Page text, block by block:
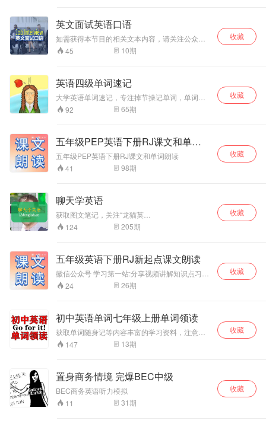
什说不重要呢？语言是一个工具，如果你已经能
够将英语应用在生活和学习中，它变成了你的翅
膀和助跑器，那么有一点中国口音又有什么关系
呢？况且如果每个人都长得一模一样，张口说的
英语都是一样的味道，那未免也太无聊了吧！
方面面– 专门针对中国人发音问题，中英文细致
讲解– 每堂课仅10分钟左右– 每周更新预2堂课，
课程总更新与学习周期为2-3个月左右，预计30-
40堂课。– 随时随地，在线学习– 高清画质，高
英文面试英语口语
如需获得本节目的相关文本内容，请关注公众号:
aixuewaiyu，回复“面试”即可获得文本下载
45 10期
收藏
英语四级单词速记
大学英语单词速记，专注掉节操记单词，单词记
不住？你掉的节操还不够。
92 65期
收藏
五年级PEP英语下册RJ课文和单词
朗读
五年级PEP英语下册RJ课文和单词朗读
41
98期
收藏
聊天学英语
获取图文笔记，关注“龙猫英
语”（learnmeowenglish2）！ 免费获取价值
219【5天学发音】课程，请访问LMenglish.cn 想
longmeow111, 发送关键词 good 就可以啦！ 更
多“龙猫英语”精品课程，请登录 LMenglish.cn
124 205期
收藏
五年级英语下册RJ新起点课文朗读
徽信公众号 学习第一站:分享视频讲解知识点习题
课件，徽信搜学习第一站，关住后​ 自动发送
24 26期
收藏
初中英语单词七年级上册单词领读
获取单词随身记等内容丰富的学习资料，注意听
录音最后20秒。
147 13期
收藏
置身商务情境 完爆BEC中级
BEC商务英语听力模拟
11
31期
收藏